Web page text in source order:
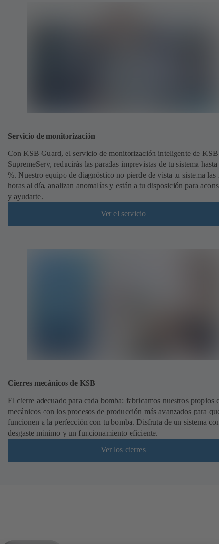
Servicio de monitorización
Con KSB Guard, el servicio de monitorización inteligente de KSB
SupremeServ, reducirás las paradas imprevistas de tu sistema
%. Nuestro equipo de diagnóstico no pierde de vista tu sistema las
horas al día, analizan anomalías y están a tu disposición para
y ayudarte.
Ver el servicio
Cierres mecánicos de KSB
El cierre adecuado para cada bomba: fabricamos nuestros propios
mecánicos con los procesos de producción más avanzados para
funcionen a la perfección con tu bomba. Disfruta de un sistema
desgaste mínimo y un funcionamiento eficiente.
Ver los cierres